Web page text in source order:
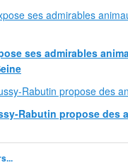
ses admirables
Rabutin propose des